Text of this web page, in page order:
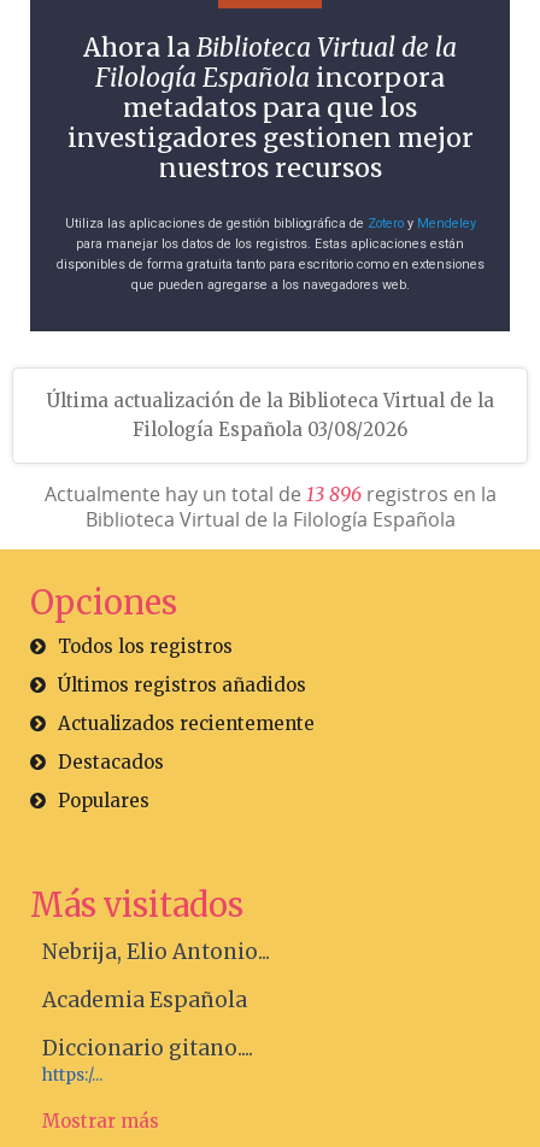
Ahora laBiblioteca Virtual de la
Filología Española incorpora
metadatos para que los
investigadores gestionen mejor
nuestros recursos
Utiliza las aplicaciones de gestión bibliográfica de Zoteroy Mendeley
para manejar los datos de los registros. Estas aplicaciones están
disponibles de forma gratuita tanto para escritorio como en extensiones
que pueden agregarse a los navegadores web.
Última actualización de la Biblioteca Virtual de la
Filología Española 03/08/2026
Actualmente hay un total de 13 896registros en la
Biblioteca Virtual de la Filología Española
Opciones
Todos los registros
Últimos registros añadidos
Actualizados recientemente
Destacados
Populares
Más visitados
Nebrija, Elio Antonio...
Academia Española
Diccionario gitano....
https:/...
Mostrar más